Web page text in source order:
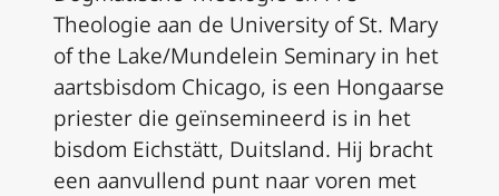
Theologie aan de University of St. Mary
of the Lake/Mundelein Seminary in het
aartsbisdom Chicago, is een Hongaarse
priester die geïnsemineerd is in het
bisdom Eichstätt, Duitsland. Hij bracht
een aanvullend punt naar voren met